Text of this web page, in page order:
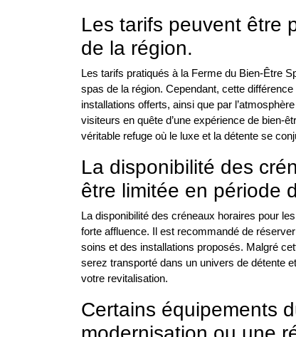
Les tarifs peuvent être
de la région.
Les tarifs pratiqués à la Ferme du Bien-Être
spas de la région. Cependant, cette
installations offerts, ainsi que par
visiteurs en quête d’une expérience de bien-
véritable refuge où le luxe et la détente se
La disponibilité des
être limitée en période
La disponibilité des créneaux horaires pour
forte affluence. Il est recommandé de
soins et des installations proposés. Malgré
serez transporté dans un univers de détente
votre revitalisation.
Certains équipements